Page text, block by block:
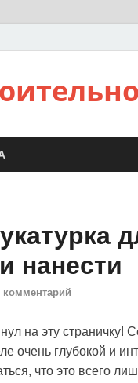
нанести
комментарий
на эту
очень глубокой и
что это всего